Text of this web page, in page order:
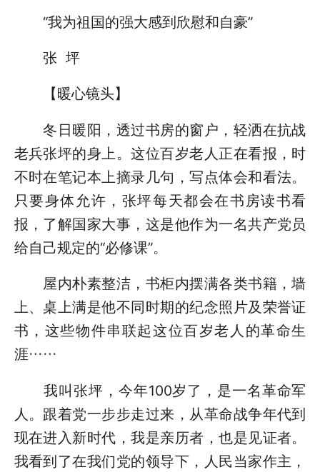
“我为祖国的强大感到欣慰和自豪”
张 坪
【暖心镜头】
冬日暖阳，透过书房的窗户，轻洒在抗战
老兵张坪的身上。这位百岁老人正在看报，时
不时在笔记本上摘录几句，写点体会和看法。
只要身体允许，张坪每天都会在书房读书看
报，了解国家大事，这是他作为一名共产党员
给自己规定的“必修课”。
屋内朴素整洁，书柜内摆满各类书籍，墙
上、桌上满是他不同时期的纪念照片及荣誉证
书，这些物件串联起这位百岁老人的革命生
涯……
我叫张坪，今年100岁了，是一名革命军
人。跟着党一步步走过来，从革命战争年代到
现在进入新时代，我是亲历者，也是见证者。
我看到了在我们党的领导下，人民当家作主，